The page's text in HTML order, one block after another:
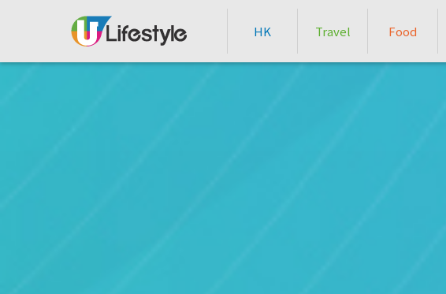
HK Travel Food